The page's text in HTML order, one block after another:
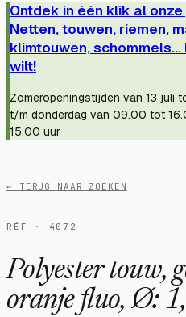
Ontdek in één klik al
Netten, touwen, riemen,
klimtouwen,
wilt!
Zomeropeningstijden van 13 juli
t/m donderdag van 09.00 tot
15.00 uur
← TERUG NAAR ZOEKEN
RÉF · 4072
Polyester touw,
oranje fluo, Ø: